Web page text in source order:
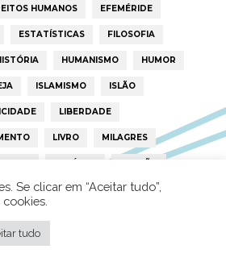
HUMANOS EFEMÉRIDE
ESTATÍSTICAS FILOSOFIA
HUMANISMO HUMOR
ISLAMISMO ISLÃO
LIBERDADE
LIVRO MILAGRES
NOTÍCIAS OPINIÃO
PEDOFILIA POLÍTICA
Se clicar em “Aceitar tudo”,
tudo